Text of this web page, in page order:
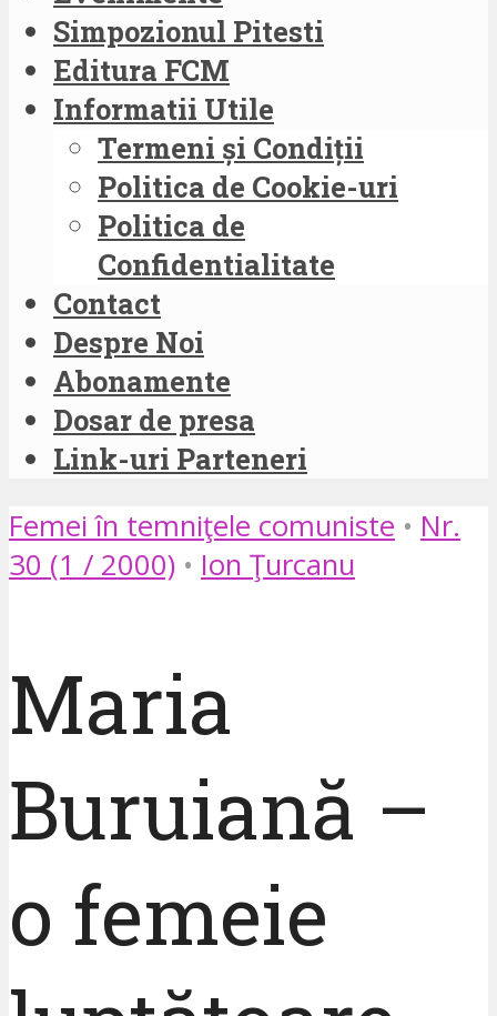
Simpozionul Pitesti
Editura FCM
Informatii Utile
Termeni și Condiții
Politica de Cookie-uri
Politica de
Confidentialitate
Contact
Despre Noi
Abonamente
Dosar de presa
Link-uri Parteneri
Femei în temniţele comuniste • Nr.
30 (1 / 2000) • Ion Ţurcanu
Maria
Buruiană –
o femeie